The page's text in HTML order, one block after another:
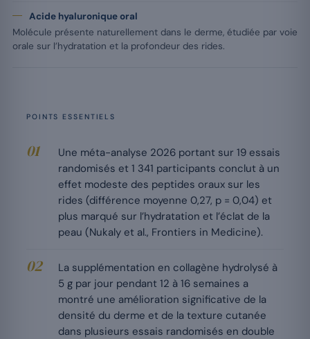
Acide hyaluronique oral
Molécule présente naturellement dans le derme, étudiée par voie
orale sur l’hydratation et la profondeur des rides.
POINTS ESSENTIELS
Une méta-analyse 2026 portant sur 19 essais
randomisés et 1 341 participants conclut à un
effet modeste des peptides oraux sur les
rides (différence moyenne 0,27, p = 0,04) et
plus marqué sur l’hydratation et l’éclat de la
peau (Nukaly et al., Frontiers in Medicine).
La supplémentation en collagène hydrolysé à
5 g par jour pendant 12 à 16 semaines a
montré une amélioration significative de la
densité du derme et de la texture cutanée
dans plusieurs essais randomisés en double